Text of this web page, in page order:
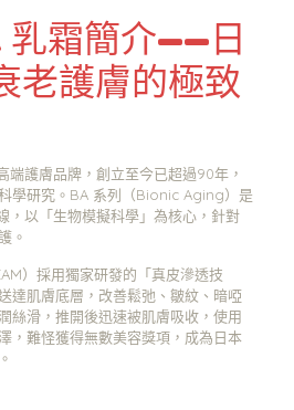
霜簡介——日
老護膚的極致
端護膚品牌，創立至今已超過90年，
學研究。BA 系列（Bionic Aging）是
，以「生物模擬科學」為核心，針對
。
）採用獨家研發的「真皮滲透技
達肌膚底層，改善鬆弛、皺紋、暗啞
絲滑，推開後迅速被肌膚吸收，使用
，難怪獲得無數美容獎項，成為日本